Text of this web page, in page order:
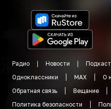
Радио Новости
Одноклассники
MAX О
Обратная связь
Вещание
Политика безопасности